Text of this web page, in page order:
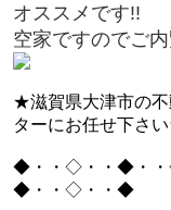
オススメです!!
空家ですのでご
★滋賀県大津市の不
ターにお任せ下さ
◆・・◇・・◆・
◆・・◇・・◆